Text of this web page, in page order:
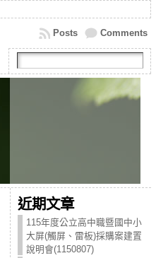
Comments
Posts
近期文章
115年度公立高中職暨國中小
大屏(觸屏、雷板)採購案建置
說明會(1150807)